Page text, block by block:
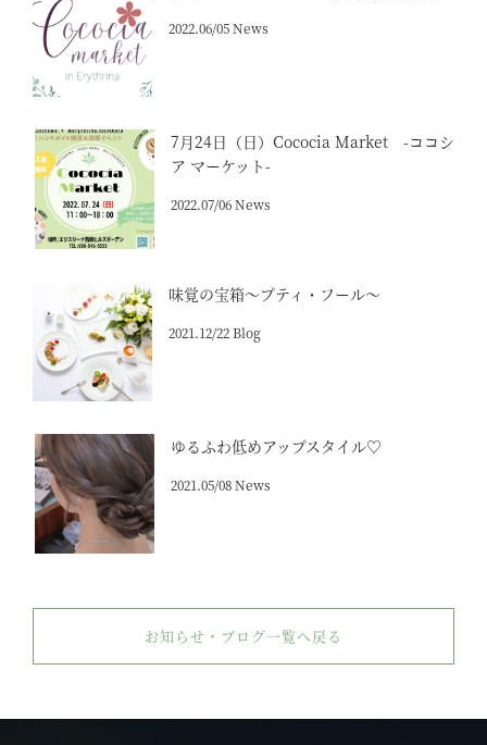
2022.06/05 News
7月24日（日）Cococia Market -ココシ
ア マーケット-
2022.07/06 News
味覚の宝箱～プティ・フール～
2021.12/22 Blog
ゆるふわ低めアップスタイル♡
2021.05/08 News
お知らせ・ブログ一覧へ戻る